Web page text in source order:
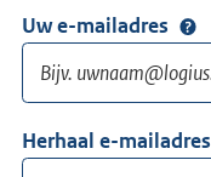
Uw e-mailadres
Herhaal e-mailadres